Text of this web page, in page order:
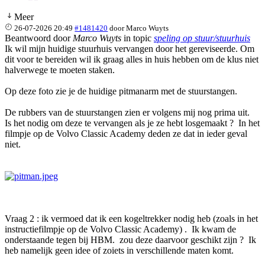
Meer
26-07-2026 20:49 #1481420 doorMarco Wuyts
Beantwoord door Marco Wuyts in topic speling op stuur/stuurhuis
Ik wil mijn huidige stuurhuis vervangen door het gereviseerde. Om
dit voor te bereiden wil ik graag alles in huis hebben om de klus niet
halverwege te moeten staken.
Op deze foto zie je de huidige pitmanarm met de stuurstangen.
De rubbers van de stuurstangen zien er volgens mij nog prima uit.
Is het nodig om deze te vervangen als je ze hebt losgemaakt ? In het
filmpje op de Volvo Classic Academy deden ze dat in ieder geval
niet.
Vraag 2 : ik vermoed dat ik een kogeltrekker nodig heb (zoals in het
instructiefilmpje op de Volvo Classic Academy) . Ik kwam de
onderstaande tegen bij HBM. zou deze daarvoor geschikt zijn ? Ik
heb namelijk geen idee of zoiets in verschillende maten komt.